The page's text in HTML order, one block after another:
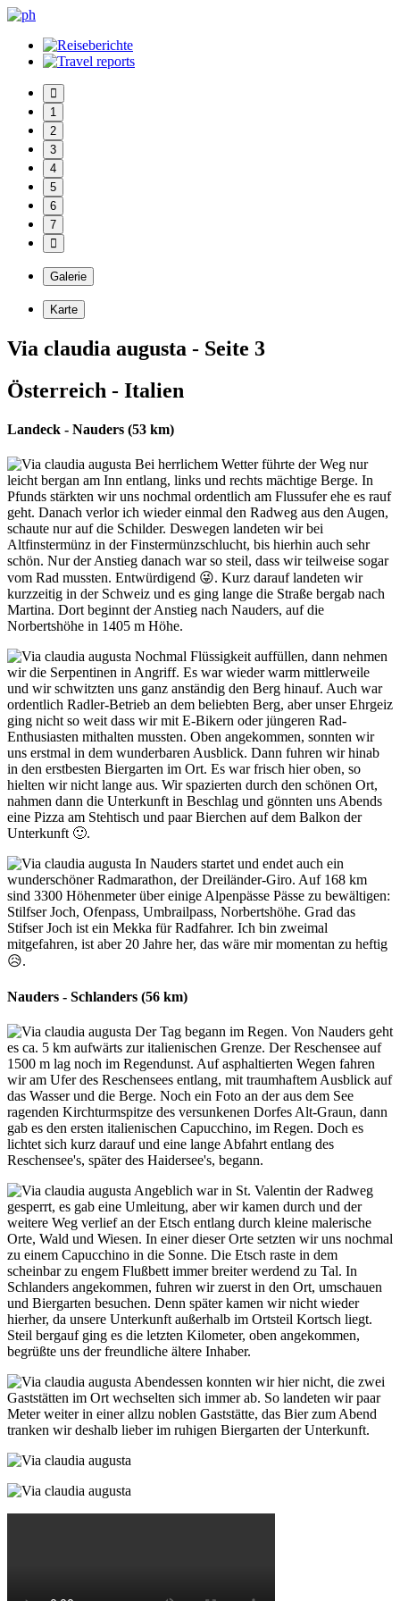
1
2
3
4
5
6
7
Galerie
Karte
Via claudia augusta - Seite 3
Österreich - Italien
Landeck - Nauders (53 km)
Bei herrlichem Wetter führte der Weg nur
leicht bergan am Inn entlang, links und rechts mächtige Berge. In
Pfunds stärkten wir uns nochmal ordentlich am Flussufer ehe es rauf
geht. Danach verlor ich wieder einmal den Radweg aus den Augen,
schaute nur auf die Schilder. Deswegen landeten wir bei
Altfinstermünz in der Finstermünzschlucht, bis hierhin auch sehr
schön. Nur der Anstieg danach war so steil, dass wir teilweise sogar
vom Rad mussten. Entwürdigend 😜. Kurz darauf landeten wir
kurzzeitig in der Schweiz und es ging lange die Straße bergab nach
Martina. Dort beginnt der Anstieg nach Nauders, auf die
Norbertshöhe in 1405 m Höhe.
Nochmal Flüssigkeit auffüllen, dann nehmen
wir die Serpentinen in Angriff. Es war wieder warm mittlerweile
und wir schwitzten uns ganz anständig den Berg hinauf. Auch war
ordentlich Radler-Betrieb an dem beliebten Berg, aber unser Ehrgeiz
ging nicht so weit dass wir mit E-Bikern oder jüngeren Rad-
Enthusiasten mithalten mussten. Oben angekommen, sonnten wir
uns erstmal in dem wunderbaren Ausblick. Dann fuhren wir hinab
in den erstbesten Biergarten im Ort. Es war frisch hier oben, so
hielten wir nicht lange aus. Wir spazierten durch den schönen Ort,
nahmen dann die Unterkunft in Beschlag und gönnten uns Abends
eine Pizza am Stehtisch und paar Bierchen auf dem Balkon der
Unterkunft 🙂.
In Nauders startet und endet auch ein
wunderschöner Radmarathon, der Dreiländer-Giro. Auf 168 km
sind 3300 Höhenmeter über einige Alpenpässe Pässe zu bewältigen:
Stilfser Joch, Ofenpass, Umbrailpass, Norbertshöhe. Grad das
Stifser Joch ist ein Mekka für Radfahrer. Ich bin zweimal
mitgefahren, ist aber 20 Jahre her, das wäre mir momentan zu heftig
😥.
Nauders - Schlanders (56 km)
Der Tag begann im Regen. Von Nauders geht
es ca. 5 km aufwärts zur italienischen Grenze. Der Reschensee auf
1500 m lag noch im Regendunst. Auf asphaltierten Wegen fahren
wir am Ufer des Reschensees entlang, mit traumhaftem Ausblick auf
das Wasser und die Berge. Noch ein Foto an der aus dem See
ragenden Kirchturmspitze des versunkenen Dorfes Alt-Graun, dann
gab es den ersten italienischen Capucchino, im Regen. Doch es
lichtet sich kurz darauf und eine lange Abfahrt entlang des
Reschensee's, später des Haidersee's, begann.
Angeblich war in St. Valentin der Radweg
gesperrt, es gab eine Umleitung, aber wir kamen durch und der
weitere Weg verlief an der Etsch entlang durch kleine malerische
Orte, Wald und Wiesen. In einer dieser Orte setzten wir uns nochmal
zu einem Capucchino in die Sonne. Die Etsch raste in dem
scheinbar zu engem Flußbett immer breiter werdend zu Tal. In
Schlanders angekommen, fuhren wir zuerst in den Ort, umschauen
und Biergarten besuchen. Denn später kamen wir nicht wieder
hierher, da unsere Unterkunft außerhalb im Ortsteil Kortsch liegt.
Steil bergauf ging es die letzten Kilometer, oben angekommen,
begrüßte uns der freundliche ältere Inhaber.
Abendessen konnten wir hier nicht, die zwei
Gaststätten im Ort wechselten sich immer ab. So landeten wir paar
Meter weiter in einer allzu noblen Gaststätte, das Bier zum Abend
tranken wir deshalb lieber im ruhigen Biergarten der Unterkunft.